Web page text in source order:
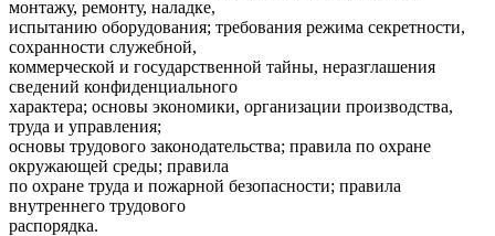
монтажу, ремонту, наладке,
испытанию оборудования; требования режима секретности,
сохранности служебной,
коммерческой и государственной тайны, неразглашения
сведений конфиденциального
характера; основы экономики, организации производства,
труда и управления;
основы трудового законодательства; правила по охране
окружающей среды; правила
по охране труда и пожарной безопасности; правила
внутреннего трудового
распорядка.